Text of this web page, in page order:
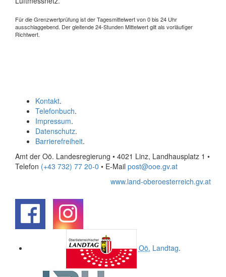
Für die Grenzwertprüfung ist der Tagesmittelwert von 0 bis 24 Uhr
ausschlaggebend. Der gleitende 24-Stunden Mittelwert gilt als vorläufiger
Richtwert.
Kontakt.
Telefonbuch.
Impressum.
Datenschutz.
Barrierefreiheit.
Amt der Oö. Landesregierung • 4021 Linz, Landhausplatz 1 •
Telefon (+43 732) 77 20-0 • E-Mail post@ooe.gv.at
www.land-oberoesterreich.gv.at
Oö. Landtag.